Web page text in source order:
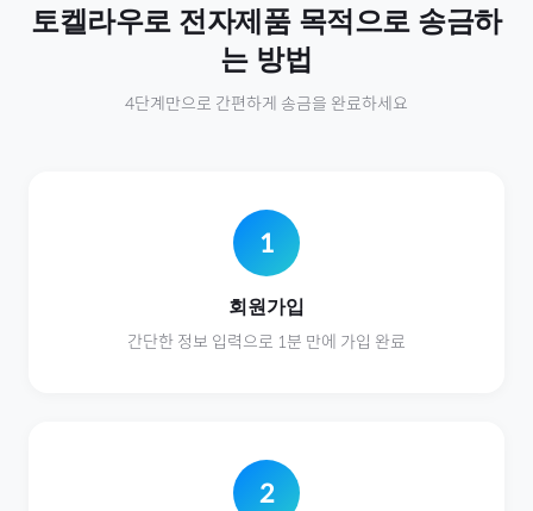
토켈라우로 전자제품 목적으로 송금하
는 방법
4단계만으로 간편하게 송금을 완료하세요
1
회원가입
간단한 정보 입력으로 1분 만에 가입 완료
2